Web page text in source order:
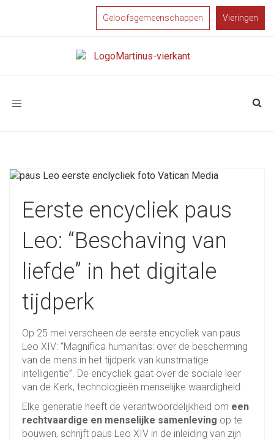
Geloofsgemeenschappen Vieringen
Toggle
Eerste encycliek paus
Leo: “Beschaving van
liefde” in het digitale
tijdperk
Op 25 mei verscheen de eerste encycliek van paus
Leo XIV: “Magnifica humanitas: over de bescherming
van de mens in het tijdperk van kunstmatige
intelligentie”. De encycliek gaat over de sociale leer
van de Kerk, technologieën menselijke waardigheid.
Elke generatie heeft de verantwoordelijkheid om een
rechtvaardige en menselijke samenleving op te
bouwen, schrijft paus Leo XIV in de inleiding van zijn